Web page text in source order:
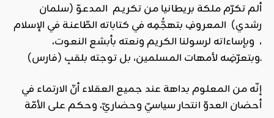
ألم تكرّم ملكة بريطانيا من تكريـم المدعوّ (سلمان
رشدي) المعروفِ بتهجُّمِه في كتاباته الطّاعنـة في الإسلام
، وبإساءاته لرسولنا الكريم ونعته بأبشع النعوت،
وبتعرّضِه لأمهات المسلمين، بل توجته بلقبِ (فارس).
إنّه من المعلوم بداهة عند جميع العقلاء أنّ الارتماء في
أحضان العدوّ انتحار سياسيّ وحضاريّ، وحكم على الأمّة